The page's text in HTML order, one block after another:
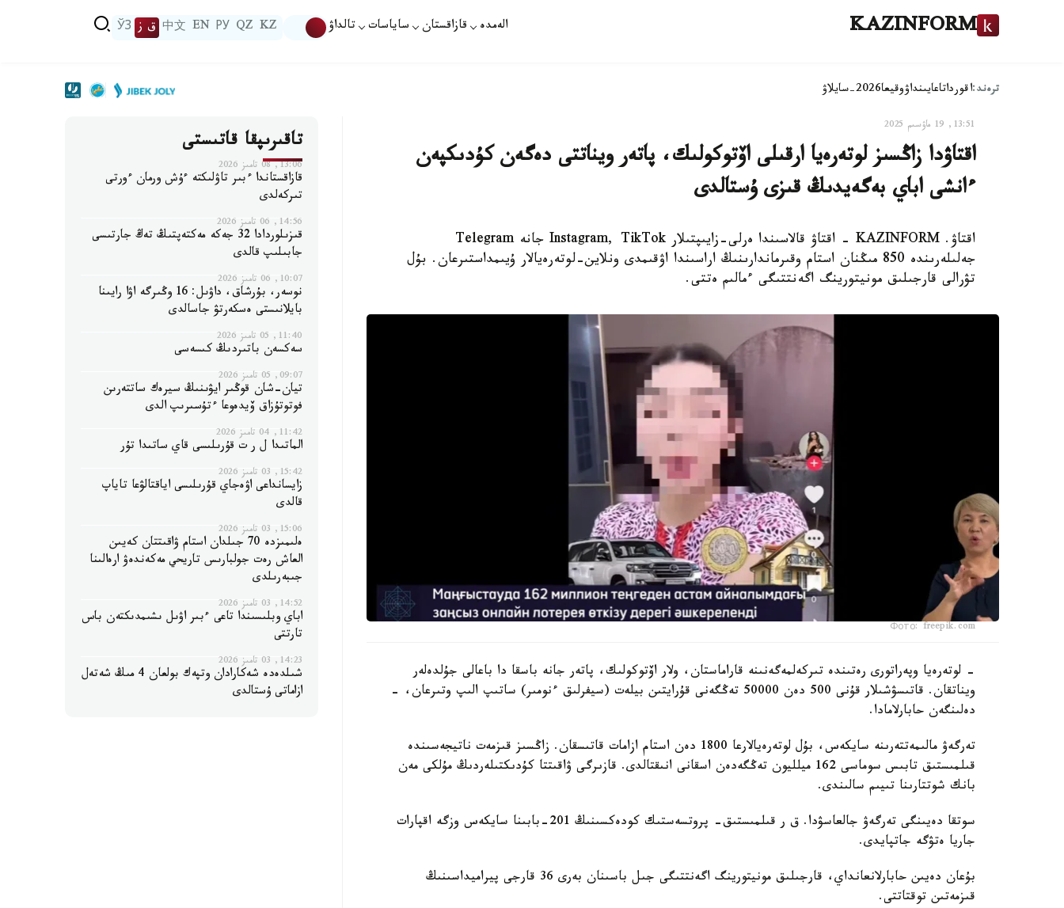
KAZINFORM الەمدە قازاقستان ساياسات تالداۋ KZ
QZ
РУ
EN
中文 ق ز ЎЗ
ترەند:اقورداتاعايىنداۋوقيعا2026-سايلاۋ
13:51, 19 ماۋسىم 2025
اقتاۋدا زاڭسىز لوتەرەيا ارقىلى اۆتوكولىك، پاتەر ويناتتى دەگەن كۇدىكپەن
ءانشى اباي بەگەيدىڭ قىزى ۇستالدى
اقتاۋ. KAZINFORM - اقتاۋ قالاسىندا ەرلى-زايىپتىلار Instagram, TikTok جانە Telegram
جەلىلەرىندە 850 مىڭنان استام وقىرماندارىنىڭ اراسىندا اۋقىمدى ونلاين-لوتەرەيالار ۇيىمداستىرعان. بۇل
تۋرالى قارجىلىق مونيتورينگ اگەنتتىگى ءمالىم ەتتى.
Фото: freepik.com
- لوتەرەيا وپەراتورى رەتىندە تىركەلمەگەنىنە قاراماستان، ولار اۆتوكولىك، پاتەر جانە باسقا دا باعالى جۇلدەلەر
ويناتقان. قاتىسۋشىلار قۇنى 500 دەن 50000 تەڭگەنى قۇرايتىن بيلەت (سيفرلىق ءنومىر) ساتىپ الىپ وتىرعان، -
دەلىنگەن حابارلامادا.
تەرگەۋ مالىمەتتەرىنە سايكەس، بۇل لوتەرەيالارعا 1800 دەن استام ازامات قاتىسقان. زاڭسىز قىزمەت ناتيجەسىندە
قىلمىستىق تابىس سوماسى 162 ميلليون تەڭگەدەن اسقانى انىقتالدى. قازىرگى ۋاقىتتا كۇدىكتىلەردىڭ مۇلكى مەن
بانك شوتتارىنا تىيىم سالىندى.
سوتقا دەيىنگى تەرگەۋ جالعاسۋدا. ق ر قىلمىستىق- پروتسەستىك كودەكسىنىڭ 201-بابىنا سايكەس وزگە اقپارات
جاريا ەتۋگە جاتپايدى.
بۇعان دەيىن حابارلانعانداي، قارجىلىق مونيتورينگ اگەنتتىگى جىل باسىنان بەرى 36 قارجى پيراميداسىنىڭ
قىزمەتىن توقتاتتى.
تاقىرىپقا قاتىستى
13:06, 08 تامىز 2026
قازاقستاندا ءبىر تاۋلىكتە ءۇش ورمان ءورتى
تىركەلدى
14:56, 06 تامىز 2026
قىزىلوردادا 32 جەكە مەكتەپتىڭ تەڭ جارتىسى
جابىلىپ قالدى
10:07, 06 تامىز 2026
نوسەر، بۇرشاق، داۋىل: 16 وڭىرگە اۋا رايىنا
بايلانىستى ەسكەرتۋ جاسالدى
11:40, 05 تامىز 2026
سەكسەن باتىردىڭ كىسەسى
09:07, 05 تامىز 2026
تيان-شان قوڭىر ايۋىنىڭ سيرەك ساتتەرىن
فوتوتۇزاق ۆيدەوعا ءتۇسىرىپ الدى
11:42, 04 تامىز 2026
الماتىدا ل ر ت قۇرىلىسى قاي ساتىدا تۇر
15:42, 03 تامىز 2026
زايسانداعى اۋەجاي قۇرىلىسى اياقتالۋعا تاياپ
قالدى
15:06, 03 تامىز 2026
ەلىمىزدە 70 جىلدان استام ۋاقىتتان كەيىن
العاش رەت جولبارىس تاريحي مەكەندەۋ ارەالىنا
جىبەرىلدى
14:52, 03 تامىز 2026
اباي وبلىسىندا تاعى ءبىر اۋىل ىشىمدىكتەن باس
تارتتى
14:23, 03 تامىز 2026
شىلدەدە شەكارادان وتپەك بولعان 4 مىڭ شەتەل
ازاماتى ۇستالدى